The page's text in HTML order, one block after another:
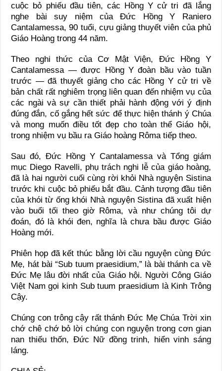
cuộc bỏ phiếu đầu tiên, các Hồng Y cử tri đã lắng
nghe bài suy niệm của Đức Hồng Y Raniero
Cantalamessa, 90 tuổi, cựu giảng thuyết viên của phủ
Giáo Hoàng trong 44 năm.
Theo nghi thức của Cơ Mật Viện, Đức Hồng Y
Cantalamessa — được Hồng Y đoàn bầu vào tuần
trước — đã thuyết giảng cho các Hồng Y cử tri về
bản chất rất nghiêm trọng liên quan đến nhiệm vụ của
các ngài và sự cần thiết phải hành động với ý định
đúng đắn, cố gắng hết sức để thực hiện thánh ý Chúa
và mong muốn điều tốt đẹp cho toàn thể Giáo hội,
trong nhiệm vụ bầu ra Giáo hoàng Rôma tiếp theo.
Sau đó, Đức Hồng Y Cantalamessa và Tổng giám
mục Diego Ravelli, phụ trách nghi lễ của giáo hoàng,
đã là hai người cuối cùng rời khỏi Nhà nguyện Sistina
trước khi cuộc bỏ phiếu bắt đầu. Cảnh tượng đầu tiên
của khói từ ống khói Nhà nguyện Sistina đã xuất hiện
vào buổi tối theo giờ Rôma, và như chúng tôi dự
đoán, đó là khói đen, nghĩa là chưa bầu được Giáo
Hoàng mới.
Phiên họp đã kết thúc bằng lời cầu nguyện cùng Đức
Mẹ, hát bài “Sub tuum praesidium,” là bài thánh ca về
Đức Mẹ lâu đời nhất của Giáo hội. Người Công Giáo
Việt Nam gọi kinh Sub tuum praesidium là Kinh Trông
Cậy.
Chúng con trông cậy rất thánh Đức Mẹ Chúa Trời xin
chớ chê chớ bỏ lời chúng con nguyện trong cơn gian
nan thiếu thốn, Đức Nữ đồng trinh, hiển vinh sáng
láng.